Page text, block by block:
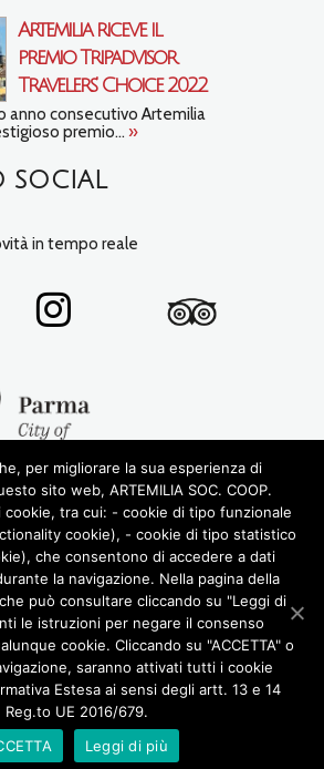
Artemilia riceve il
premio Tripadvisor
Travelers’ Choice 2022
anno consecutivo Artemilia
premio... »
SOCIAL
in tempo reale
RESERVED •ARTEMILIA SOCIETÀ
• P.IVA 02772780348
BY LABORATORIOCREATIVO.IT
TOUR
ENOGASTRONOMIA
DEL DUCATO
VERDI E MUSICA
INSOLITI
SCUOLA
CONTATTI
PRIVACY
per migliorare la sua esperienza di
sito web, ARTEMILIA SOC. COOP.
cookie, tra cui: - cookie di tipo funzionale
cookie), - cookie di tipo statistico
che consentono di accedere a dati
la navigazione. Nella pagina della
può consultare cliccando su "Leggi di
le istruzioni per negare il consenso
cookie. Cliccando su "ACCETTA" o
saranno attivati tutti i cookie
Estesa ai sensi degli artt. 13 e 14
Reg.to UE 2016/679.
Leggi di più